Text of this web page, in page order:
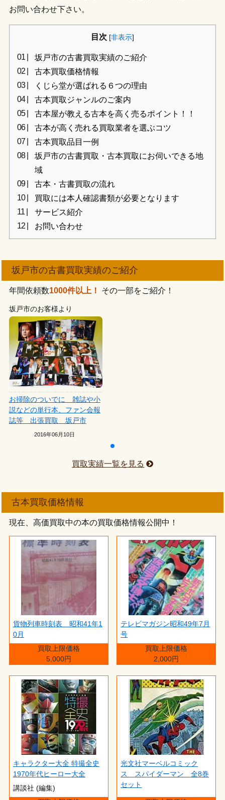
お問い合わせ下さい。
目次 [非表示]
坂戸市の古書買取実績のご紹介
古本買取価格情報
くじら堂が選ばれる６つの理由
古本買取ジャンルのご案内
古本屋が教える古本を高く売るポイント！！
古本が高く売れる買取業者を選ぶコツ
古本買取品目一例
坂戸市の古書買取・古本買取にお伺いできる地
域
古本・古書買取の流れ
買取には本人確認書類が必要となります
サービス紹介
お問い合わせ
坂戸市の古書買取実績のご紹介
年間依頼数1000件以上！ その一部をご紹介！
坂戸市のお客様より
お掃除のついでに 雑誌や小
説などの単行本、ファン会報
誌等 出張買取 坂戸市
2016年06月10日
買取実績一覧を見る
古本買取価格情報
現在、高価買取中の本の買取価格情報公開中！
貨物列車時刻表 昭和41年1
0月
買取上限価格
5,000円
テレビマガジン昭和49年7月
号
買取上限価格
2,000円
キャラクター大全 特撮全史
1970年代ヒーロー大全
講談社 (編集)
光文社マーベルコミック
ス スパイダーマン 全8巻
セット